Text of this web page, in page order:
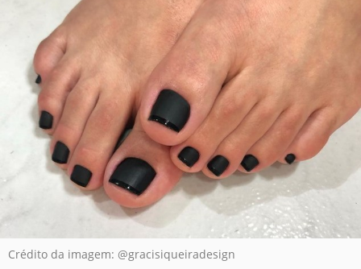
Crédito da imagem: @gracisiqueiradesign